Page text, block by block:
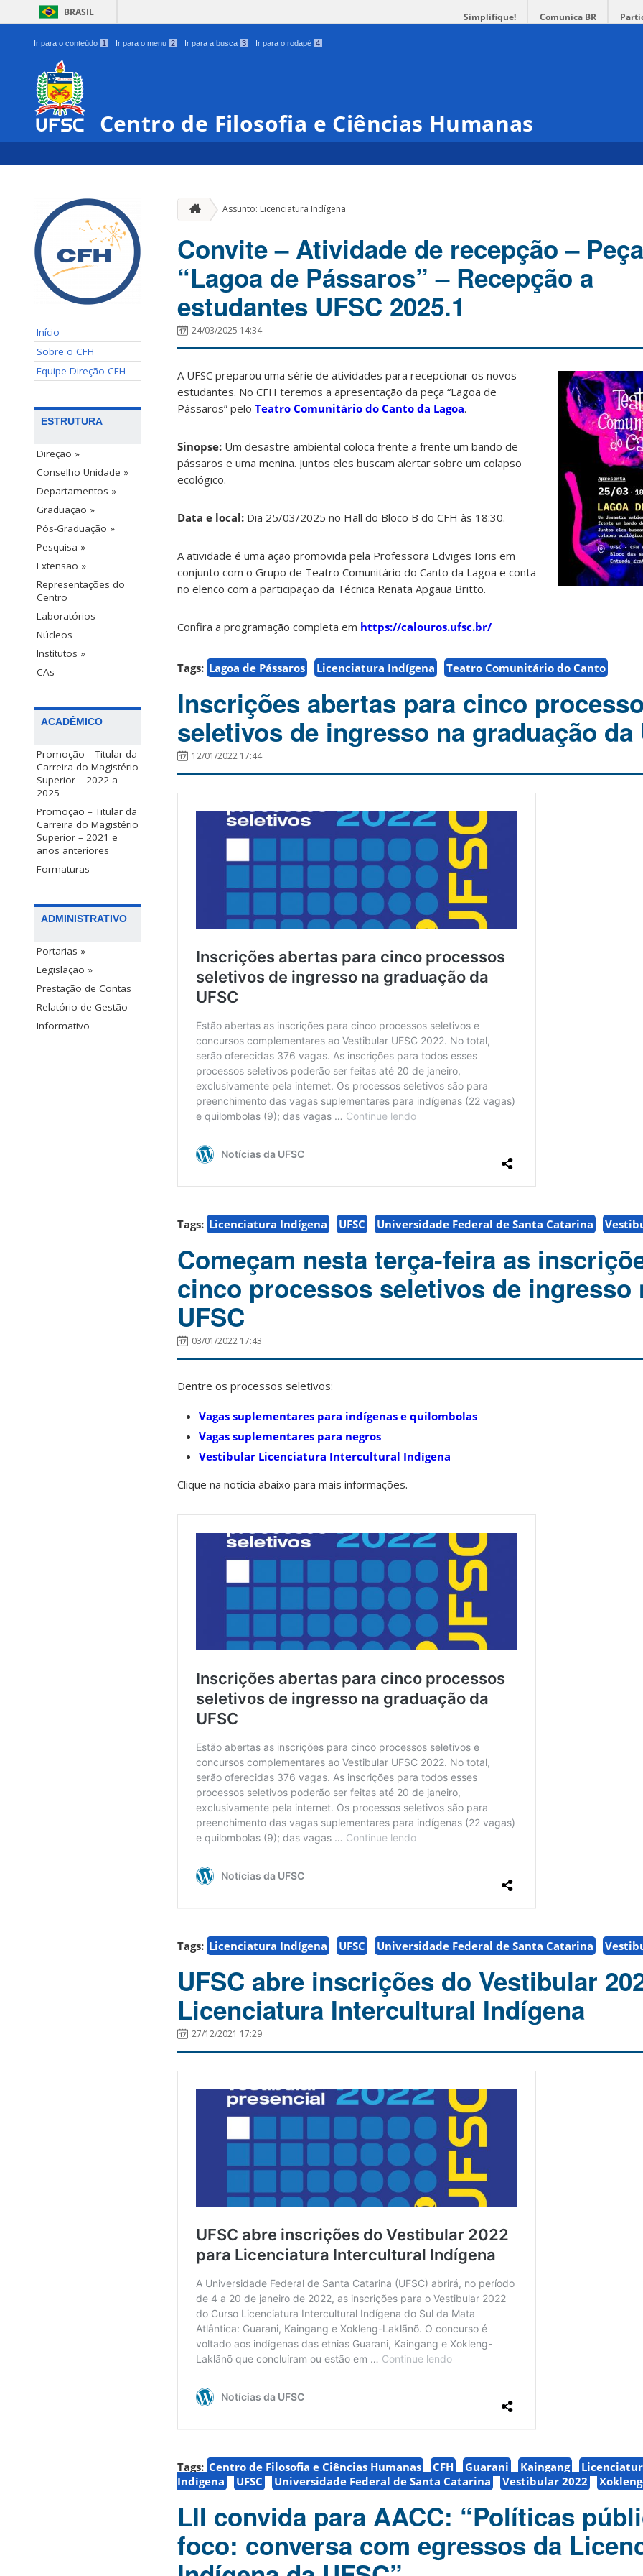
BRASIL Simplifique! Comunica BR
Ir para o conteúdo 1 Ir para o menu 2 Ir para a busca 3 Ir para o rodapé 4
Centro de Filosofia e Ciências Humanas
Início
Sobre o CFH
Equipe Direção CFH
ESTRUTURA
Direção »
Conselho Unidade »
Departamentos »
Graduação »
Pós-Graduação »
Pesquisa »
Extensão »
Representações do
Centro
Laboratórios
Núcleos
Institutos »
CAs
ACADÊMICO
Promoção – Titular da
Carreira do Magistério
Superior – 2022 a
2025
Promoção – Titular da
Carreira do Magistério
Superior – 2021 e
anos anteriores
Formaturas
ADMINISTRATIVO
Portarias »
Legislação »
Prestação de Contas
Relatório de Gestão
Informativo
Assunto: Licenciatura Indígena
Convite – Atividade de recepção – Peça
“Lagoa de Pássaros” – Recepção a
estudantes UFSC 2025.1
24/03/2025 14:34
A UFSC preparou uma série de atividades para recepcionar os novos
estudantes. No CFH teremos a apresentação da peça “Lagoa de
Pássaros” pelo Teatro Comunitário do Canto da Lagoa.
Sinopse: Um desastre ambiental coloca frente a frente um bando de
pássaros e uma menina. Juntos eles buscam alertar sobre um colapso
ecológico.
Data e local: Dia 25/03/2025 no Hall do Bloco B do CFH às 18:30.
A atividade é uma ação promovida pela Professora Edviges Ioris em
conjunto com o Grupo de Teatro Comunitário do Canto da Lagoa e conta
no elenco com a participação da Técnica Renata Apgaua Britto.
Confira a programação completa em https://calouros.ufsc.br/
Tags: Lagoa de Pássaros Licenciatura Indígena Teatro Comunitário do Canto
Inscrições abertas para cinco
seletivos de ingresso na graduação da
12/01/2022 17:44
Tags: Licenciatura Indígena UFSC Universidade Federal de Santa Catarina
Começam nesta terça-feira as
cinco processos seletivos de ingresso
UFSC
03/01/2022 17:43
Dentre os processos seletivos:
Vagas suplementares para indígenas e quilombolas
Vagas suplementares para negros
Vestibular Licenciatura Intercultural Indígena
Clique na notícia abaixo para mais informações.
Tags: Licenciatura Indígena UFSC Universidade Federal de Santa Catarina
UFSC abre inscrições do Vestibular
Licenciatura Intercultural Indígena
27/12/2021 17:29
Tags: Centro de Filosofia e Ciências Humanas CFH Guarani Kaingang
Indígena
UFSC Universidade Federal de Santa Catarina Vestibular 2022
LII convida para AACC: “Políticas
foco: conversa com egressos da